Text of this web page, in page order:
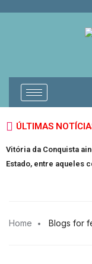
ÚLTIMAS
Vitória da Conquista
Estado, entre aqueles
Home Blogs for